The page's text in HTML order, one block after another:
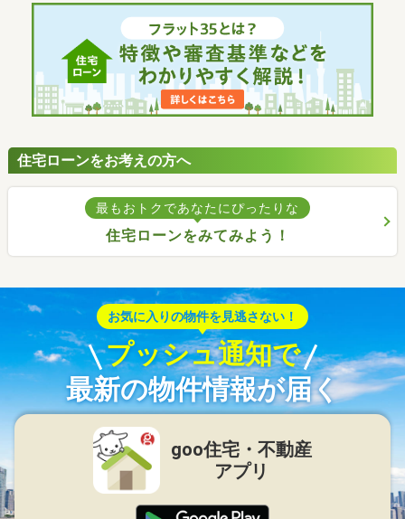
住宅ローンをお考えの方へ
最もおトクであなたにぴったりな
住宅ローンをみてみよう！
お気に入りの物件を見逃さない！
プッシュ通知で
最新の物件情報が届く
goo住宅・不動産
アプリ